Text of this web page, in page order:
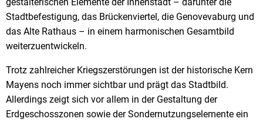
Stadtbefestigung, das Brückenviertel, die Genovevaburg und
das Alte Rathaus – in einem harmonischen Gesamtbild
weiterzuentwickeln.
Trotz zahlreicher Kriegszerstörungen ist der historische Kern
Mayens noch immer sichtbar und prägt das Stadtbild.
Allerdings zeigt sich vor allem in der Gestaltung der
Erdgeschosszonen sowie der Sondernutzungselemente ein